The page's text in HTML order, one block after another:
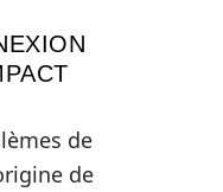
de
de